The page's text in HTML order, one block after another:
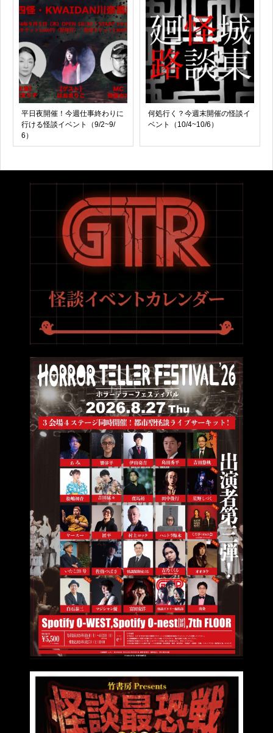
平日夜開催！今週仕事終わりに
行ける怪談イベント（9/2~9/
6）
何処行く？今週末開催の怪談イ
ベント（10/4~10/6）